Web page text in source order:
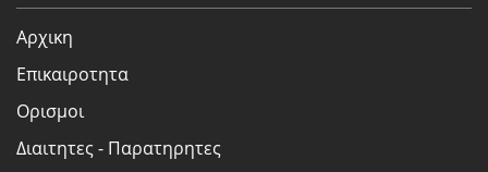
Αρχικη
Επικαιροτητα
Ορισμοι
Διαιτητες - Παρατηρητες